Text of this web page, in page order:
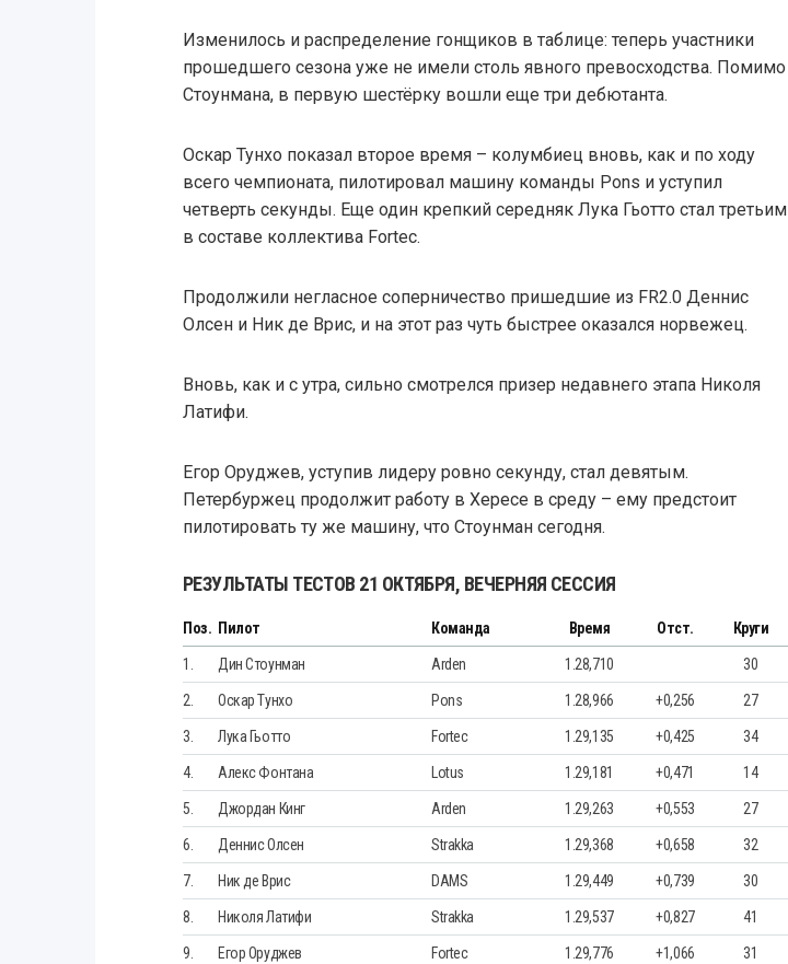
Изменилось и распределение гонщиков в таблице: теперь участники
прошедшего сезона уже не имели столь явного превосходства. Помимо
Стоунмана, в первую шестёрку вошли еще три дебютанта.
Оскар Тунхо показал второе время – колумбиец вновь, как и по ходу
всего чемпионата, пилотировал машину команды Pons и уступил
четверть секунды. Еще один крепкий середняк Лука Гьотто стал третьим
в составе коллектива Fortec.
Продолжили негласное соперничество пришедшие из FR2.0 Деннис
Олсен и Ник де Врис, и на этот раз чуть быстрее оказался норвежец.
Вновь, как и с утра, сильно смотрелся призер недавнего этапа Николя
Латифи.
Егор Оруджев, уступив лидеру ровно секунду, стал девятым.
Петербуржец продолжит работу в Хересе в среду – ему предстоит
пилотировать ту же машину, что Стоунман сегодня.
РЕЗУЛЬТАТЫ ТЕСТОВ 21 ОКТЯБРЯ, ВЕЧЕРНЯЯ СЕССИЯ
Поз. Пилот Команда Время Отст. Круги
1. Дин Стоунман Arden 1.28,710 30
2. Оскар Тунхо Pons 1.28,966 +0,256 27
3. Лука Гьотто Fortec 1.29,135 +0,425 34
4. Алекс Фонтана Lotus 1.29,181 +0,471 14
5. Джордан Кинг Arden 1.29,263 +0,553 27
6. Деннис Олсен Strakka 1.29,368 +0,658 32
7. Ник де Врис DAMS 1.29,449 +0,739 30
8. Николя Латифи Strakka 1.29,537 +0,827 41
9. Егор Оруджев Fortec 1.29,776 +1,066 31